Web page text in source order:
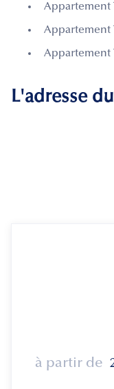
Appartement
Appartement
Appartement
L'adresse
à partir de